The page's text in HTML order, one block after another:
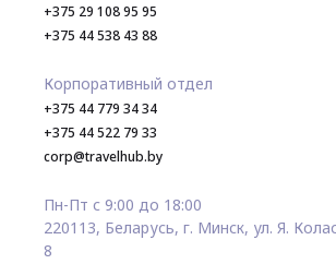
+375 29 108 95 95
+375 44 538 43 88
Корпоративный отдел
+375 44 779 34 34
+375 44 522 79 33
corp@travelhub.by
Пн-Пт с 9:00 до 18:00
220113, Беларусь, г. Минск, ул. Я.
8